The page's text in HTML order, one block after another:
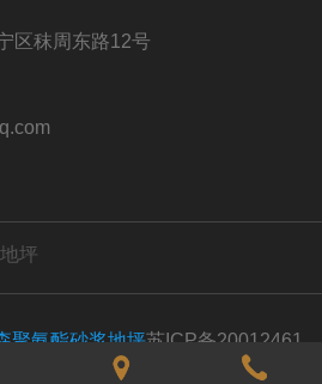
区秣周东路12号
坪
聚氨酯砂浆地坪苏ICP备20012461